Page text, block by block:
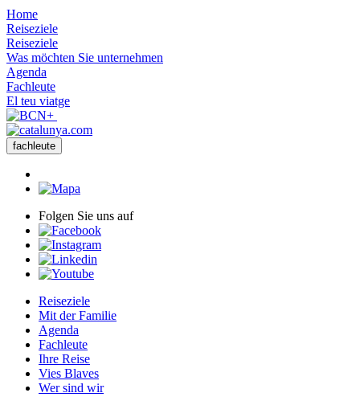
Home
Reiseziele
Reiseziele
Was möchten Sie unternehmen
Agenda
Fachleute
El teu viatge
fachleute
Folgen Sie uns auf
Reiseziele
Mit der Familie
Agenda
Fachleute
Ihre Reise
Vies Blaves
Wer sind wir